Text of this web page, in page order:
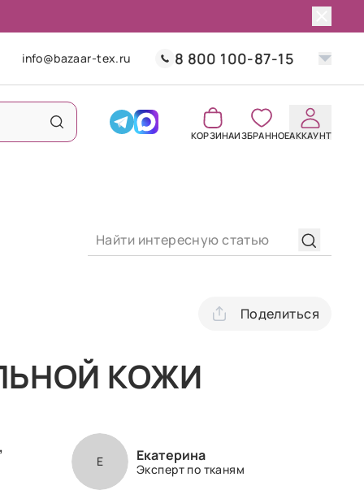
info@bazaar-tex.ru 8 800 100-87-15
КОРЗИНАИЗБРАННОЕАККАУНТ
Поделиться
КОЖИ
Е Екатерина
Эксперт по тканям